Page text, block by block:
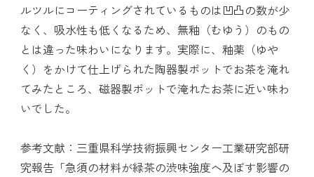
ルツルにコーティングされているものは凹凸の数が少
なく、吸水性も低くなるため、無釉（むゆう）のもの
とは違った味わいになります。実際に、釉薬（ゆや
く）をかけて仕上げられた陶器製ポットでお茶を淹れ
てみたところ、磁器製ポットで淹れたお茶に近い味わ
いでした。
参考文献：三重県科学技術振興センター工業研究部研
究報告「急須の材料が緑茶の渋味強度へ及ぼす影響の